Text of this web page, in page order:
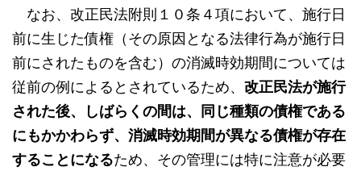
なお、改正民法附則１０条４項において、施行日
前に生じた債権（その原因となる法律行為が施行日
前にされたものを含む）の消滅時効期間については
従前の例によるとされているため、 改正民法が施行
された後、しばらくの間は、同じ種類の債権である
にもかかわらず、消滅時効期間が異なる債権が存在
することになるため、その管理には特に注意が必要